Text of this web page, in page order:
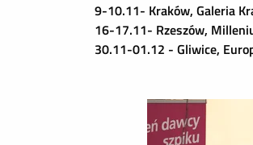
9-10.11- Kraków, Galeria
16-17.11- Rzeszów,
30.11-01.12 - Gliwice,